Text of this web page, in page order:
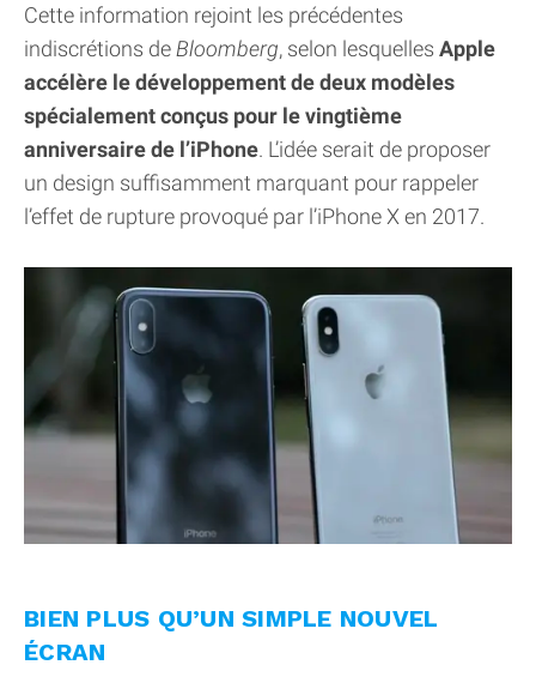
Cette information rejoint les précédentes
indiscrétions de Bloomberg, selon lesquelles Apple
accélère le développement de deux modèles
spécialement conçus pour le vingtième
anniversaire de l’iPhone. L’idée serait de proposer
un design suffisamment marquant pour rappeler
l’effet de rupture provoqué par l’iPhone X en 2017.
BIEN PLUS QU’UN SIMPLE NOUVEL
ÉCRAN